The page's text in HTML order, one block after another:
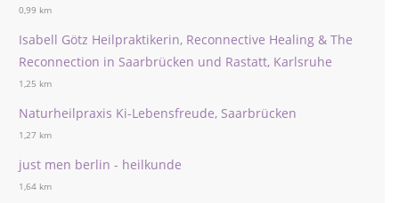
0,99 km
Isabell Götz Heilpraktikerin, Reconnective Healing & The
Reconnection in Saarbrücken und Rastatt, Karlsruhe
1,25 km
Naturheilpraxis Ki-Lebensfreude, Saarbrücken
1,27 km
just men berlin - heilkunde
1,64 km